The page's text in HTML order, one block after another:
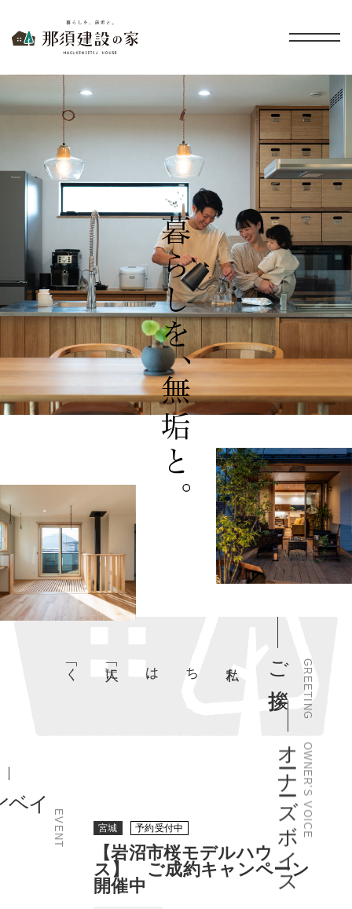
暮らしを、無垢
GREETING
ご挨拶
私たちは
、
「人」に「くらし
」
に
「住
まい
」
にマジメです
EVENT 宮城 予約受付中
【岩沼市桜モデルハウ
ス】 ご成約キャンペーン
開催中
OWNER’S VOICE
オーナーズボイス